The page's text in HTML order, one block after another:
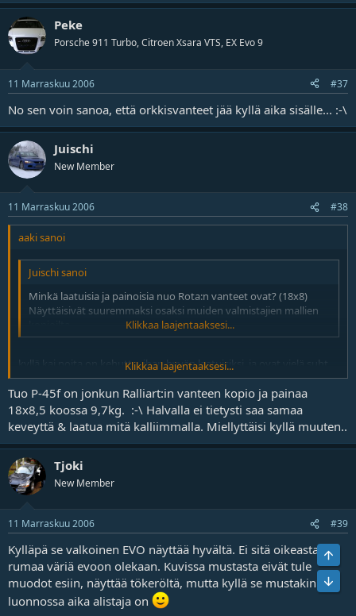
Peke
Porsche 911 Turbo, Citroen Xsara VTS, EX Evo 9
11 Marraskuu 2006 #37
No sen voin sanoa, että orkkisvanteet jää kyllä aika sisälle... :-\
Juischi
New Member
11 Marraskuu 2006 #38
aaki sanoi
Juischi sanoi
Minkä laatuisia ja painoisia nuo Rota:n vanteet ovat? (18x8)
Näyttäisivät suuremmaksi osaksi muiden valmistajien mallien
Klikkaa laajentaaksesi...
kyllä kai noita on kehuttu ihan hyvän laatuisiksi, ja ovat vielä suht
kevyitä!
eukku
Klikkaa laajentaaksesi...
Tuo P-45f on jonkun Ralliart:in vanteen kopio ja painaa
18x8,5 koossa 9,7kg. :-\ Halvalla ei tietysti saa samaa
keveyttä & laatua mitä kalliimmalla. Miellyttäisi kyllä muuten..
Tjoki
New Member
11 Marraskuu 2006 #39
Kylläpä se valkoinen EVO näyttää hyvältä. Ei sitä oikeastaan
rumaa väriä evoon olekaan. Kuvissa mustasta eivät tule
muodot esiin, näyttää tökeröltä, mutta kyllä se mustakin
luonnossa aika alistaja on